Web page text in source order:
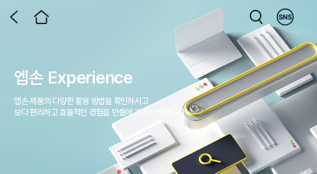
엡손 Experience
엡손 제품의 다양한 활용 방법을 확인하시고
보다 편리하고 효율적인 경험을 만들어 가시기 바랍니다.